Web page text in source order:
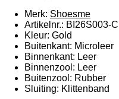
Merk: Shoesme
Artikelnr.: BI26S003-C
Kleur: Gold
Buitenkant: Microleer
Binnenkant: Leer
Binnenzool: Leer
Buitenzool: Rubber
Sluiting: Klittenband